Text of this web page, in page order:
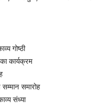
गोष्ठी
कार्यक्रम
समारोह
संध्या